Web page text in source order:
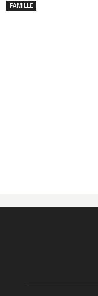
FAMILLE